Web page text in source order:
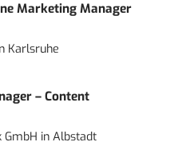
Marketing Manager
Karlsruhe
– Content
GmbH inAlbstadt